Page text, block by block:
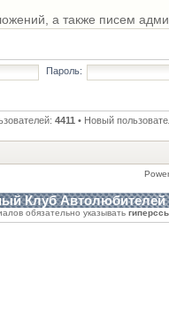
а также писем
Пароль:
4411 • Новый
Клуб Автолюбителей
обязательно указывать